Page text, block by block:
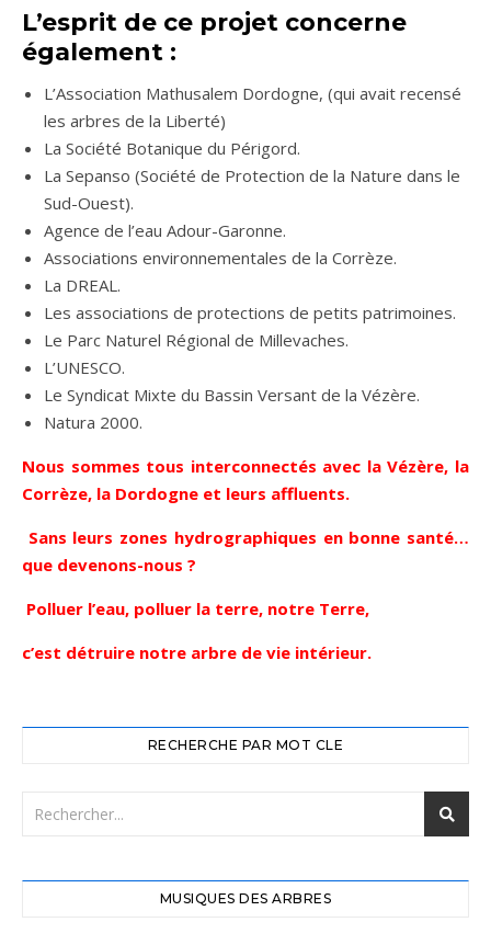
L’esprit de ce projet concerne
également :
L’Association Mathusalem Dordogne, (qui avait recensé
les arbres de la Liberté)
La Société Botanique du Périgord.
La Sepanso (Société de Protection de la Nature dans le
Sud-Ouest).
Agence de l’eau Adour-Garonne.
Associations environnementales de la Corrèze.
La DREAL.
Les associations de protections de petits patrimoines.
Le Parc Naturel Régional de Millevaches.
L’UNESCO.
Le Syndicat Mixte du Bassin Versant de la Vézère.
Natura 2000.
Nous sommes tous interconnectés avec la Vézère, la
Corrèze, la Dordogne et leurs affluents.
Sans leurs zones hydrographiques en bonne santé…
que devenons-nous ?
Polluer l’eau, polluer la terre, notre Terre,
c’est détruire notre arbre de vie intérieur.
RECHERCHE PAR MOT CLE
MUSIQUES DES ARBRES